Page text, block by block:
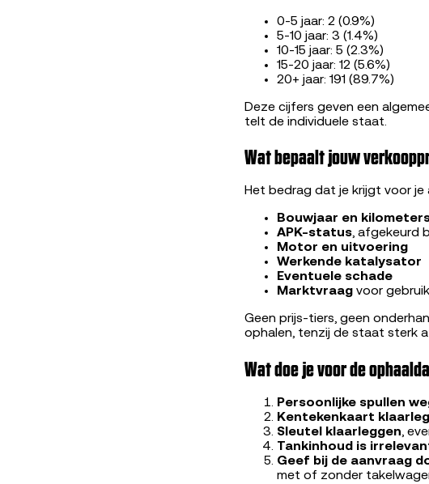
0-5 jaar: 2 (0.9%)
5-10 jaar: 3 (1.4%)
10-15 jaar: 5 (2.3%)
15-20 jaar: 12 (5.6%)
20+ jaar: 191 (89.7%)
Deze cijfers geven een
telt de individuele staat.
Wat bepaalt jouw
Het bedrag dat je krijgt voor
Bouwjaar en
APK-status, afgekeurd
Motor en uitvoering
Werkende katalysator
Eventuele schade
Marktvraag voor
Geen prijs-tiers, geen
ophalen, tenzij de staat sterk
Wat doe je voor de
Persoonlijke spullen
Kentekenkaart
Sleutel klaarleggen,
Tankinhoud is
Geef bij de aanvraag
met of zonder